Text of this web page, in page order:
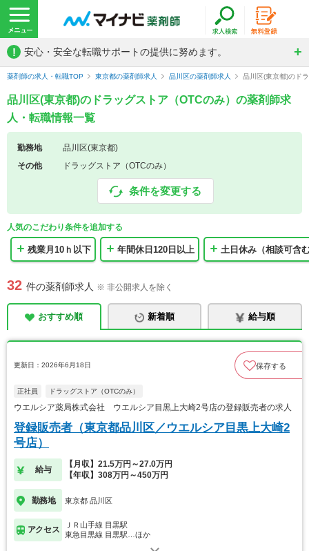
! 安心・安全な転職サポートの提供に努めます。
薬剤師の求人・転職TOP 東京都の薬剤師求人 品川区の薬剤師求人 品川区(東京都)のド
品川区(東京都)のドラッグストア（OTCのみ）の薬剤師求
人・転職情報一覧
勤務地
品川区(東京都)
その他
ドラッグストア（OTCのみ）
条件を変更する
人気のこだわり条件を追加する
残業月10ｈ以下 年間休日120日以上 土日休み（相談可含
32 件の薬剤師求人 ※ 非公開求人を除く
おすすめ順 新着順 給与順
更新日：2026年6月18日 保存する
正社員 ドラッグストア（OTCのみ）
ウエルシア薬局株式会社 ウエルシア目黒上大崎2号店の登録販売者の求人
登録販売者（東京都品川区／ウエルシア目黒上大崎2
号店）
給与
【月収】21.5万円～27.0万円
【年収】308万円～450万円
勤務地 東京都 品川区
アクセス
ＪＲ山手線 目黒駅
東急目黒線 目黒駅…ほか